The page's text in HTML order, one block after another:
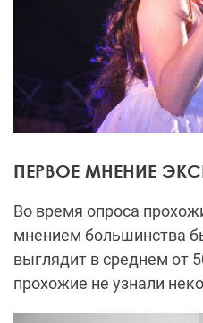
ПЕРВОЕ МНЕНИЕ
Во время опроса
мнением большинства
выглядит в среднем от
прохожие не узнали